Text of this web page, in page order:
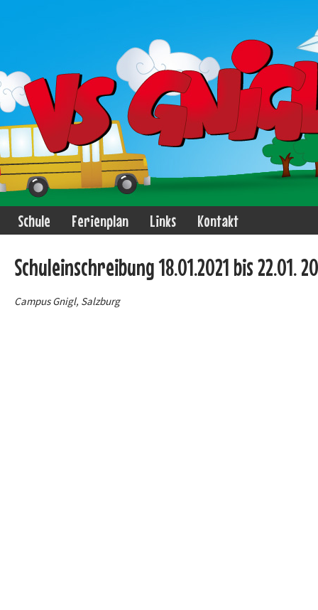
Schule Ferienplan Links Kontakt
Schuleinschreibung 18.01.2021 bis 22.01.
Campus Gnigl, Salzburg